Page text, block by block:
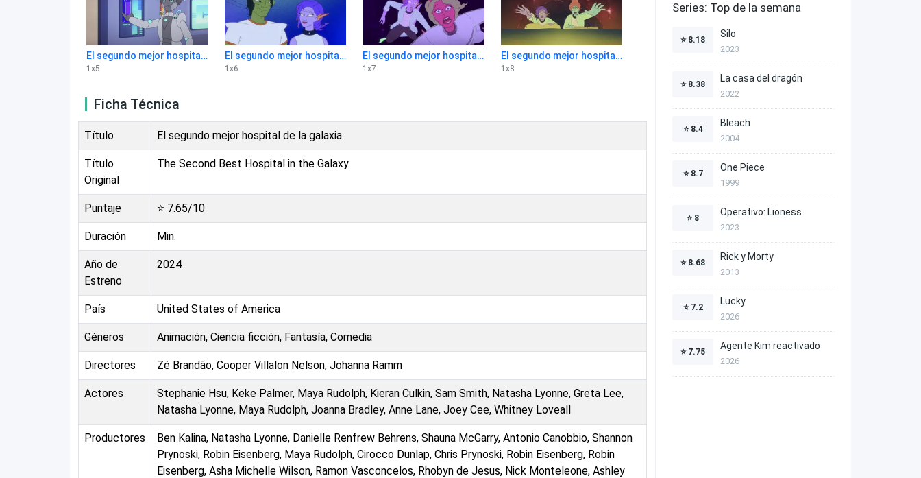
El segundo mejor hospital de la galaxia 1x5
1 x5
El segundo mejor hospital de la galaxia 1x6
1 x6
El segundo mejor hospital de la galaxia 1x7
1 x7
El segundo mejor hospital de la galaxia 1x8
1 x8
Ficha Técnica
Título El segundo mejor hospital de la galaxia
Título
Original
The Second Best Hospital in the Galaxy
Puntaje ⭐ 7.65/10
Duración Min.
Año de
Estreno
2024
País United States of America
Géneros Animación, Ciencia ficción, Fantasía, Comedia
Directores Zé Brandão, Cooper Villalon Nelson, Johanna Ramm
Actores
Stephanie Hsu, Keke Palmer, Maya Rudolph, Kieran Culkin, Sam Smith, Natasha Lyonne, Greta Lee,
Natasha Lyonne, Maya Rudolph, Joanna Bradley, Anne Lane, Joey Cee, Whitney Loveall
Productores
Ben Kalina, Natasha Lyonne, Danielle Renfrew Behrens, Shauna McGarry, Antonio Canobbio, Shannon
Prynoski, Robin Eisenberg, Maya Rudolph, Cirocco Dunlap, Chris Prynoski, Robin Eisenberg, Robin
Eisenberg, Asha Michelle Wilson, Ramon Vasconcelos, Rhobyn de Jesus, Nick Monteleone, Ashley
Series: Top de la semana
⭐ 8.18
Silo
2023
⭐ 8.38
La casa del dragón
2022
⭐ 8.4
Bleach
2004
⭐ 8.7
One Piece
1999
⭐ 8
Operativo: Lioness
2023
⭐ 8.68
Rick y Morty
2013
⭐ 7.2
Lucky
2026
⭐ 7.75
Agente Kim reactivado
2026